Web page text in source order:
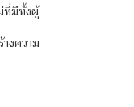
ที่มีทั้งผู้
งความ